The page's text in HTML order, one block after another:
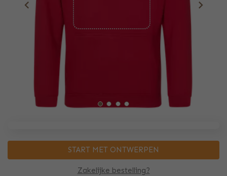
Zakelijke bestelling?
START MET ONTWERPEN